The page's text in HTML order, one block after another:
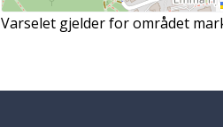
Varselet gjelder for området